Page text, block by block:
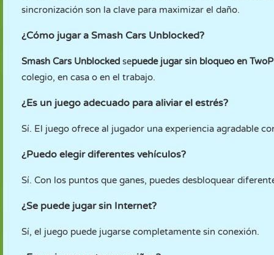
sincronización son la clave para maximizar el daño.
¿Cómo jugar a Smash Cars Unblocked?
Smash Cars Unblocked sepuede jugar sin bloqueo en
colegio, en casa o en el trabajo.
¿Es un juego adecuado para aliviar el estrés?
Sí. El juego ofrece al jugador una experiencia agradable
¿Puedo elegir diferentes vehículos?
Sí. Con los puntos que ganes, puedes desbloquear
¿Se puede jugar sin Internet?
Sí, el juego puede jugarse completamente sin conexión.